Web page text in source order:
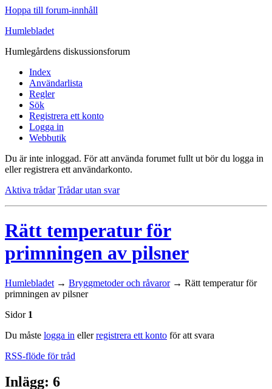
Hoppa till forum-innhåll
Humlebladet
Humlegårdens diskussionsforum
Index
Användarlista
Regler
Sök
Registrera ett konto
Logga in
Webbutik
Du är inte inloggad. För att använda forumet fullt ut bör du logga in
eller registrera ett användarkonto.
Aktiva trådar Trådar utan svar
Rätt temperatur för
primningen av pilsner
Humlebladet → Bryggmetoder och råvaror → Rätt temperatur för
primningen av pilsner
Sidor 1
Du måste logga in ellerregistrera ett konto för att svara
RSS-flöde för tråd
Inlägg: 6